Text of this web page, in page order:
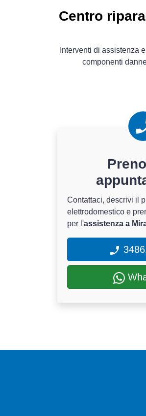
Centro
Interventi di assistenza
componenti
Contattaci, descrivi il
elettrodomestico e
per l'assistenza a